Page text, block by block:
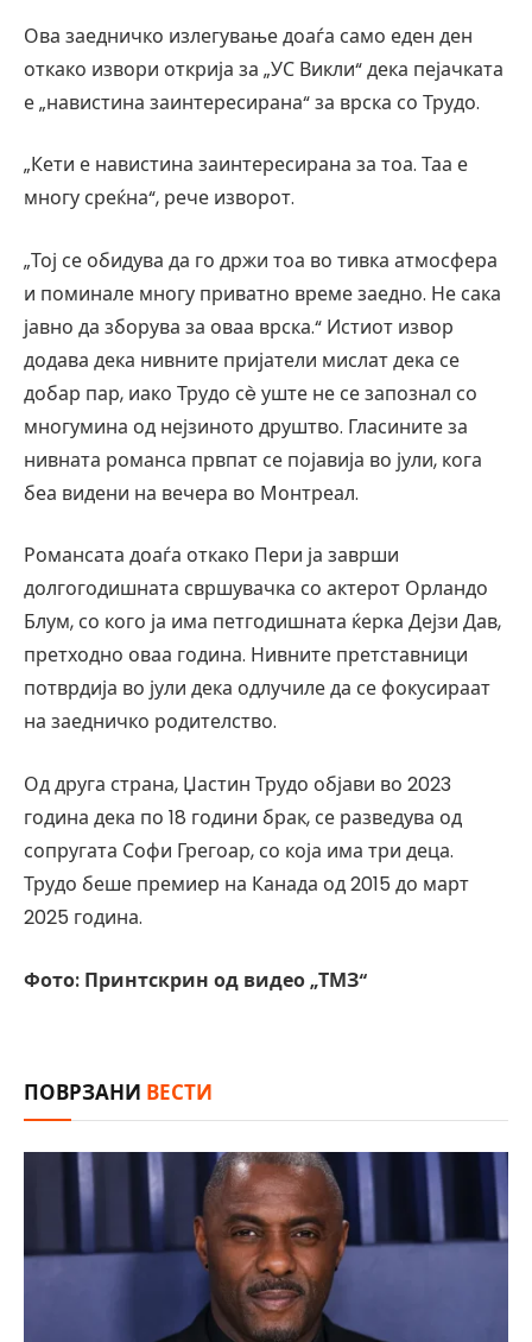
Ова заедничко излегување доаѓа само еден ден
откако извори открија за „УС Викли“ дека пејачката
е „навистина заинтересирана“ за врска со Трудо.
„Кети е навистина заинтересирана за тоа. Таа е
многу среќна“, рече изворот.
„Тој се обидува да го држи тоа во тивка атмосфера
и поминале многу приватно време заедно. Не сака
јавно да зборува за оваа врска.“ Истиот извор
додава дека нивните пријатели мислат дека се
добар пар, иако Трудо сè уште не се запознал со
многумина од нејзиното друштво. Гласините за
нивната романса првпат се појавија во јули, кога
беа видени на вечера во Монтреал.
Романсата доаѓа откако Пери ја заврши
долгогодишната свршувачка со актерот Орландо
Блум, со кого ја има петгодишната ќерка Дејзи Дав,
претходно оваа година. Нивните претставници
потврдија во јули дека одлучиле да се фокусираат
на заедничко родителство.
Од друга страна, Џастин Трудо објави во 2023
година дека по 18 години брак, се разведува од
сопругата Софи Грегоар, со која има три деца.
Трудо беше премиер на Канада од 2015 до март
2025 година.
Фото: Принтскрин од видео „ТМЗ“
ПОВРЗАНИ ВЕСТИ